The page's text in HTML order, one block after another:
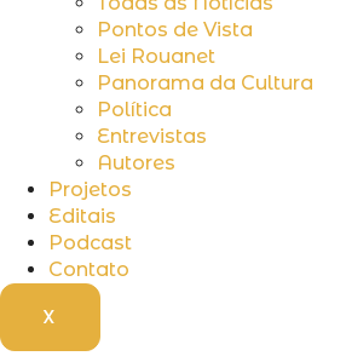
Pontos de Vista
Lei Rouanet
Panorama da Cultura
Política
Entrevistas
Autores
Projetos
Editais
Podcast
Contato
X